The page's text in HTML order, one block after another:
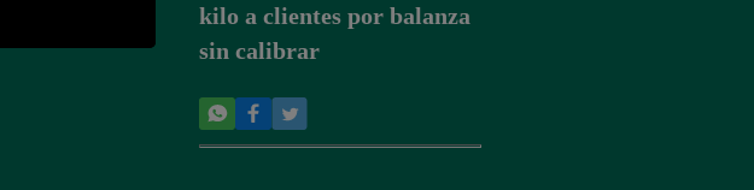
kilo a clientes por balanza
sin calibrar